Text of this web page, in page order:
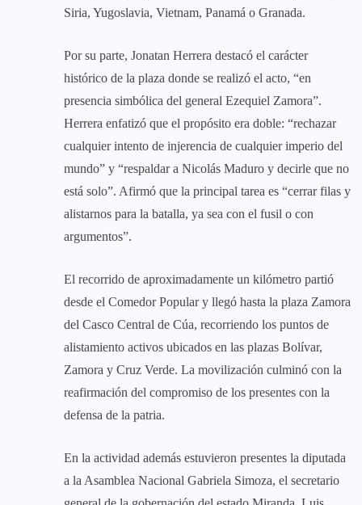
Siria, Yugoslavia, Vietnam, Panamá o Granada.
Por su parte, Jonatan Herrera destacó el carácter
histórico de la plaza donde se realizó el acto, “en
presencia simbólica del general Ezequiel Zamora”.
Herrera enfatizó que el propósito era doble: “rechazar
cualquier intento de injerencia de cualquier imperio del
mundo” y “respaldar a Nicolás Maduro y decirle que no
está solo”. Afirmó que la principal tarea es “cerrar filas y
alistarnos para la batalla, ya sea con el fusil o con
argumentos”.
El recorrido de aproximadamente un kilómetro partió
desde el Comedor Popular y llegó hasta la plaza Zamora
del Casco Central de Cúa, recorriendo los puntos de
alistamiento activos ubicados en las plazas Bolívar,
Zamora y Cruz Verde. La movilización culminó con la
reafirmación del compromiso de los presentes con la
defensa de la patria.
En la actividad además estuvieron presentes la diputada
a la Asamblea Nacional Gabriela Simoza, el secretario